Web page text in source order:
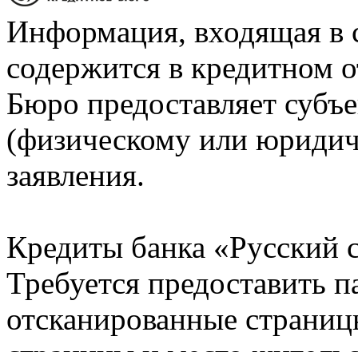
Информация, входящая в
содержится в кредитном
Бюро предоставляет
(физическому или
заявления.
Кредиты банка «Русский
Требуется предоставить
отсканированные